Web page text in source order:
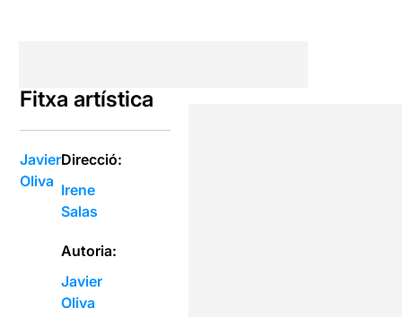
Fitxa artística
Javier
Oliva
Direcció:
Irene
Salas
Autoria:
Javier
Oliva